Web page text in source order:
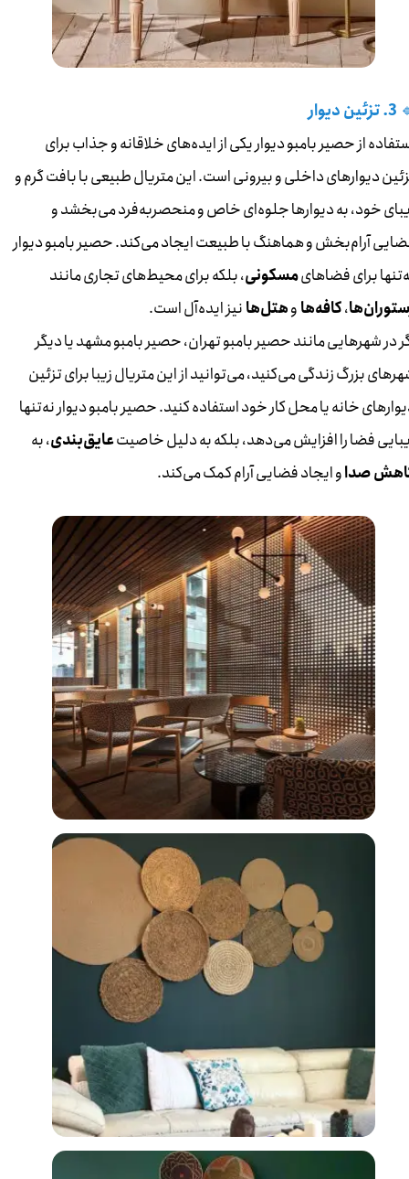
از حصیر بامبو دیوار یکی از ایده‌های خلاقانه و جذاب برای
دیوارهای داخلی و بیرونی است. این متریال طبیعی با بافت گرم و
خود، به دیوارها جلوه‌ای خاص و منحصربه‌فرد می‌بخشد و
آرام‌بخش و هماهنگ با طبیعت ایجاد می‌کند. حصیر بامبو دیوار
برای فضاهایمسکونی، بلکه برای محیط‌های تجاری مانند
،کافه‌هاوهتل‌هانیز ایده‌آل است.
در شهرهایی مانند حصیر بامبو تهران، حصیر بامبو مشهد یا دیگر
بزرگ زندگی می‌کنید، می‌توانید از این متریال زیبا برای تزئین
خانه یا محل کار خود استفاده کنید. حصیر بامبو دیوار نه‌تنها
فضا را افزایش می‌دهد، بلکه به دلیل خاصیتعایق‌بندی، به
صداو ایجاد فضایی آرام کمک می‌کند.